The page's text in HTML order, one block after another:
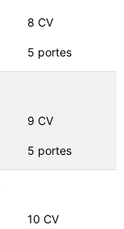
8 CV
5 portes
9 CV
5 portes
10 CV